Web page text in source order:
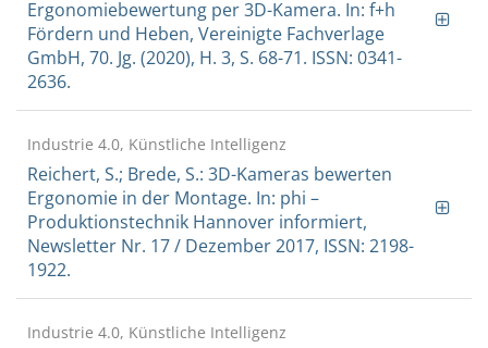
Ergonomiebewertung per 3D-Kamera. In: f+h
Fördern und Heben, Vereinigte Fachverlage
GmbH, 70. Jg. (2020), H. 3, S. 68-71. ISSN: 0341-
2636.
Industrie 4.0, Künstliche Intelligenz
Reichert, S.; Brede, S.: 3D-Kameras bewerten
Ergonomie in der Montage. In: phi –
Produktionstechnik Hannover informiert,
Newsletter Nr. 17 / Dezember 2017, ISSN: 2198-
1922.
Industrie 4.0, Künstliche Intelligenz